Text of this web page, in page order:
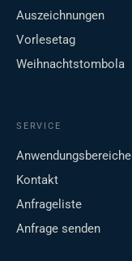
Auszeichnungen
Vorlesetag
Weihnachtstombola
SERVICE
Anwendungsbereiche
Kontakt
Anfrageliste
Anfrage senden